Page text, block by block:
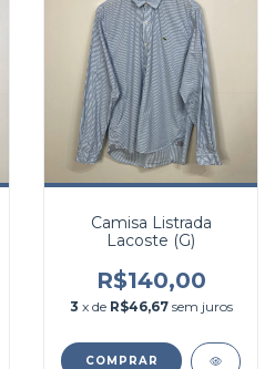
Camisa Listrada
Lacoste (G)
R$140,00
3 x de R$46,67 sem juros
COMPRAR